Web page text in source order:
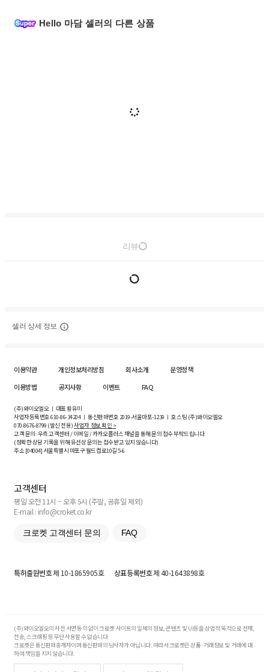
Hello 마담 셀러의 다른 상품
리뷰
셀러 상세 정보
이용약관 개인정보처리방침 회사소개
운영정책
이용방법
공지사항 이벤트 FAQ
(주)와이오엘오 ㅣ 대표 황유미
사업자등록번호610-86-34204ㅣ 통신판매번호 2019-서울마포-1239 ㅣ 호스팅 (주)와이오엘오
070-8676-8799 (발신 전용)사업자 정보 확인 >
고객 문의: 우측 고객센터 / 이메일 / 카카오플러스 채널을 통해 문의 접수 부탁드립니다.
(정확한 상담 기록을 위해 유선상 문의는 접수받고 있지 않습니다)
주소 [04004] 서울특별시 마포구 월드컵로10길5-6
고객센터
평일 오전 11시 ~ 오후 5시 (주말, 공휴일 제외)
E-mail : info@croket.co.kr
크로켓 고객센터 문의 FAQ
특허출원번호제 10-1865905호 상표등록번호제 40-1643898호
(주)와이오엘오의 사전 서면 동의 없이 크로켓 사이트의 일체의 정보, 콘텐츠 및 UI등을 상업적 목적으로 전재,
전송, 스크래핑 등 무단 사용할 수 없습니다.
크로켓은 통신판매중개자이며 통신판매의 당사자가 아닙니다. 따라서 크로켓은 상품·거래정보 및 거래에 대
하여 책임을 지지 않습니다.